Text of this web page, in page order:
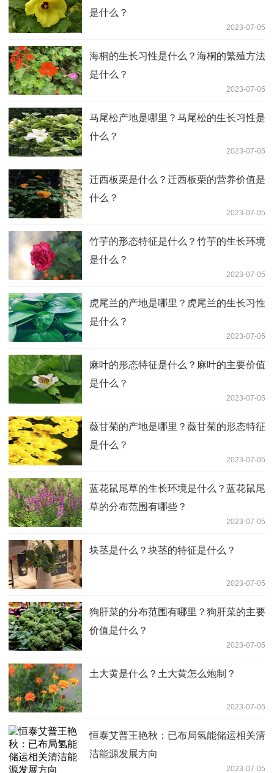
是什么？
2023-07-05
海桐的生长习性是什么？海桐的繁殖方法
是什么？
2023-07-05
马尾松产地是哪里？马尾松的生长习性是
什么？
2023-07-05
迁西板栗是什么？迁西板栗的营养价值是
什么？
2023-07-05
竹芋的形态特征是什么？竹芋的生长环境
是什么？
2023-07-05
虎尾兰的产地是哪里？虎尾兰的生长习性
是什么？
2023-07-05
麻叶的形态特征是什么？麻叶的主要价值
是什么？
2023-07-05
薇甘菊的产地是哪里？薇甘菊的形态特征
是什么？
2023-07-05
蓝花鼠尾草的生长环境是什么？蓝花鼠尾
草的分布范围有哪些？
2023-07-05
块茎是什么？块茎的特征是什么？
2023-07-05
狗肝菜的分布范围有哪里？狗肝菜的主要
价值是什么？
2023-07-05
土大黄是什么？土大黄怎么炮制？
2023-07-05
恒泰艾普王艳秋：已布局氢能储运相关清
洁能源发展方向
2023-07-05